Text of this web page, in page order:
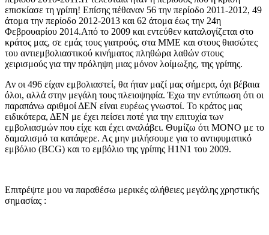
επισκίασε τη γρίπη! Επίσης πέθαναν 56 την περίοδο 2011-2012, 49
άτομα την περίοδο 2012-2013 και 62 άτομα έως την 24η
Φεβρουαρίου 2014.Από το 2009 και εντεύθεν καταλογίζεται στο
κράτος μας, σε εμάς τους γιατρούς, στα ΜΜΕ και στους θιασώτες
του αντιεμβολιαστικού κινήματος πληθώρα λαθών στους
χειρισμούς για την πρόληψη μιας μόνον λοίμωξης, της γρίπης.
Αν οι 496 είχαν εμβολιαστεί, θα ήταν μαζί μας σήμερα, όχι βέβαια
όλοι, αλλά στην μεγάλη τους πλειοψηφία. Έχω την εντύπωση ότι οι
παραπάνω αριθμοί ΔΕΝ είναι ευρέως γνωστοί. Το κράτος μας
ειδικότερα, ΔΕΝ με έχει πείσει ποτέ για την επιτυχία των
εμβολιασμών που είχε και έχει αναλάβει. Θυμίζω ότι MONO με το
δαμαλισμό τα κατάφερε. Ας μην μιλήσουμε για το αντιφυματικό
εμβόλιο (BCG) και το εμβόλιο της γρίπης Η1Ν1 του 2009.
Επιτρέψτε μου να παραθέσω μερικές αλήθειες μεγάλης χρηστικής
σημασίας :